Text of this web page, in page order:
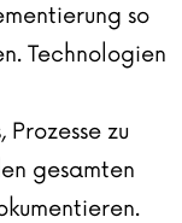
so
Technologien
zu
gesamten